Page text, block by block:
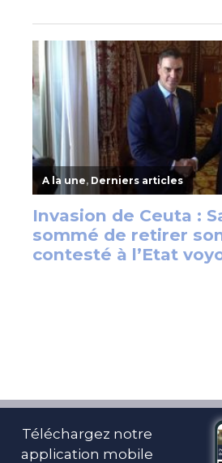
Téléchargez notre
application mobile